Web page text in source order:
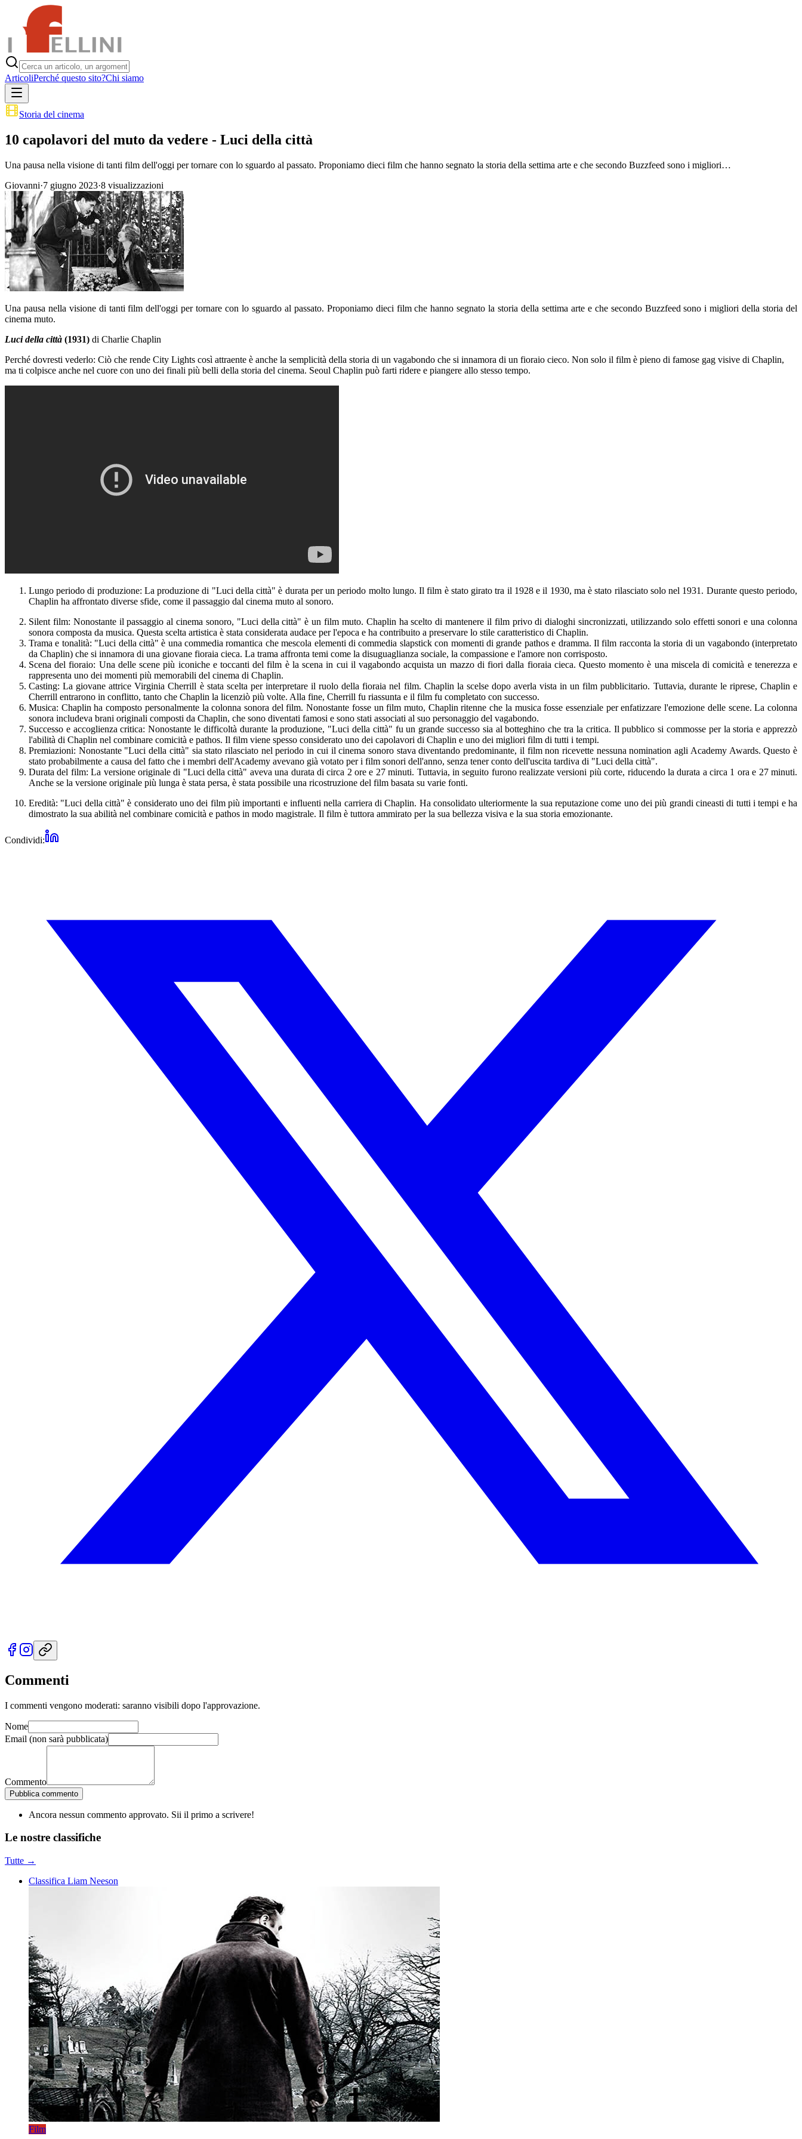
ArticoliPerché questo sito?Chi siamo
Storia del cinema
10 capolavori del muto da vedere - Luci della città
Una pausa nella visione di tanti film dell'oggi per tornare con lo sguardo al passato. Proponiamo dieci film che hanno segnato la storia della settima arte e che secondo Buzzfeed sono i migliori…
Giovanni·7 giugno 2023·8 visualizzazioni
Una pausa nella visione di tanti film dell'oggi per tornare con lo sguardo al passato. Proponiamo dieci film che hanno segnato la storia della settima arte e che secondo Buzzfeed sono i migliori della storia del
cinema muto.
Luci della città (1931) di Charlie Chaplin
Perché dovresti vederlo: Ciò che rende City Lights così attraente è anche la semplicità della storia di un vagabondo che si innamora di un fioraio cieco. Non solo il film è pieno di famose gag visive di Chaplin,
ma ti colpisce anche nel cuore con uno dei finali più belli della storia del cinema. Seoul Chaplin può farti ridere e piangere allo stesso tempo.
Lungo periodo di produzione: La produzione di "Luci della città" è durata per un periodo molto lungo. Il film è stato girato tra il 1928 e il 1930, ma è stato rilasciato solo nel 1931. Durante questo periodo,
Chaplin ha affrontato diverse sfide, come il passaggio dal cinema muto al sonoro.
Silent film: Nonostante il passaggio al cinema sonoro, "Luci della città" è un film muto. Chaplin ha scelto di mantenere il film privo di dialoghi sincronizzati, utilizzando solo effetti sonori e una colonna
sonora composta da musica. Questa scelta artistica è stata considerata audace per l'epoca e ha contribuito a preservare lo stile caratteristico di Chaplin.
Trama e tonalità: "Luci della città" è una commedia romantica che mescola elementi di commedia slapstick con momenti di grande pathos e dramma. Il film racconta la storia di un vagabondo (interpretato
da Chaplin) che si innamora di una giovane fioraia cieca. La trama affronta temi come la disuguaglianza sociale, la compassione e l'amore non corrisposto.
Scena del fioraio: Una delle scene più iconiche e toccanti del film è la scena in cui il vagabondo acquista un mazzo di fiori dalla fioraia cieca. Questo momento è una miscela di comicità e tenerezza e
rappresenta uno dei momenti più memorabili del cinema di Chaplin.
Casting: La giovane attrice Virginia Cherrill è stata scelta per interpretare il ruolo della fioraia nel film. Chaplin la scelse dopo averla vista in un film pubblicitario. Tuttavia, durante le riprese, Chaplin e
Cherrill entrarono in conflitto, tanto che Chaplin la licenziò più volte. Alla fine, Cherrill fu riassunta e il film fu completato con successo.
Musica: Chaplin ha composto personalmente la colonna sonora del film. Nonostante fosse un film muto, Chaplin ritenne che la musica fosse essenziale per enfatizzare l'emozione delle scene. La colonna
sonora includeva brani originali composti da Chaplin, che sono diventati famosi e sono stati associati al suo personaggio del vagabondo.
Successo e accoglienza critica: Nonostante le difficoltà durante la produzione, "Luci della città" fu un grande successo sia al botteghino che tra la critica. Il pubblico si commosse per la storia e apprezzò
l'abilità di Chaplin nel combinare comicità e pathos. Il film viene spesso considerato uno dei capolavori di Chaplin e uno dei migliori film di tutti i tempi.
Premiazioni: Nonostante "Luci della città" sia stato rilasciato nel periodo in cui il cinema sonoro stava diventando predominante, il film non ricevette nessuna nomination agli Academy Awards. Questo è
stato probabilmente a causa del fatto che i membri dell'Academy avevano già votato per i film sonori dell'anno, senza tener conto dell'uscita tardiva di "Luci della città".
Durata del film: La versione originale di "Luci della città" aveva una durata di circa 2 ore e 27 minuti. Tuttavia, in seguito furono realizzate versioni più corte, riducendo la durata a circa 1 ora e 27 minuti.
Anche se la versione originale più lunga è stata persa, è stata possibile una ricostruzione del film basata su varie fonti.
Eredità: "Luci della città" è considerato uno dei film più importanti e influenti nella carriera di Chaplin. Ha consolidato ulteriormente la sua reputazione come uno dei più grandi cineasti di tutti i tempi e ha
dimostrato la sua abilità nel combinare comicità e pathos in modo magistrale. Il film è tuttora ammirato per la sua bellezza visiva e la sua storia emozionante.
Condividi:
Commenti
I commenti vengono moderati: saranno visibili dopo l'approvazione.
Nome
Email (non sarà pubblicata)
Commento
Pubblica commento
Ancora nessun commento approvato. Sii il primo a scrivere!
Le nostre classifiche
Tutte →
Classifica Liam Neeson
Film